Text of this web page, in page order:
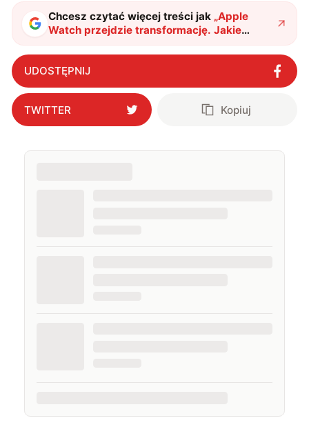
Chcesz czytać więcej treści jak „Apple
Watch przejdzie transformację. Jakie
nowości przyniesie watchOS 10?"?
UDOSTĘPNIJ
TWITTER Kopiuj